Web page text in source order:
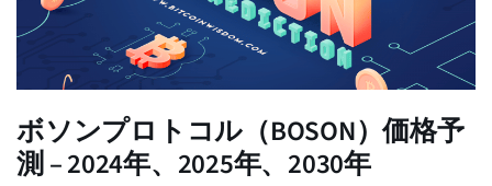
ボソンプロトコル（BOSON）価格予
測 – 2024年、2025年、2030年